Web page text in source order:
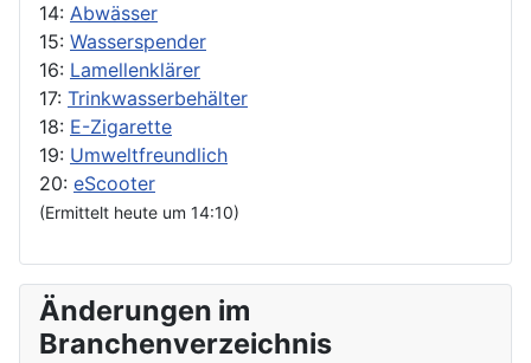
14: Abwässer
15: Wasserspender
16: Lamellenklärer
17: Trinkwasserbehälter
18: E-Zigarette
19: Umweltfreundlich
20: eScooter
(Ermittelt heute um 14:10)
Änderungen im
Branchenverzeichnis